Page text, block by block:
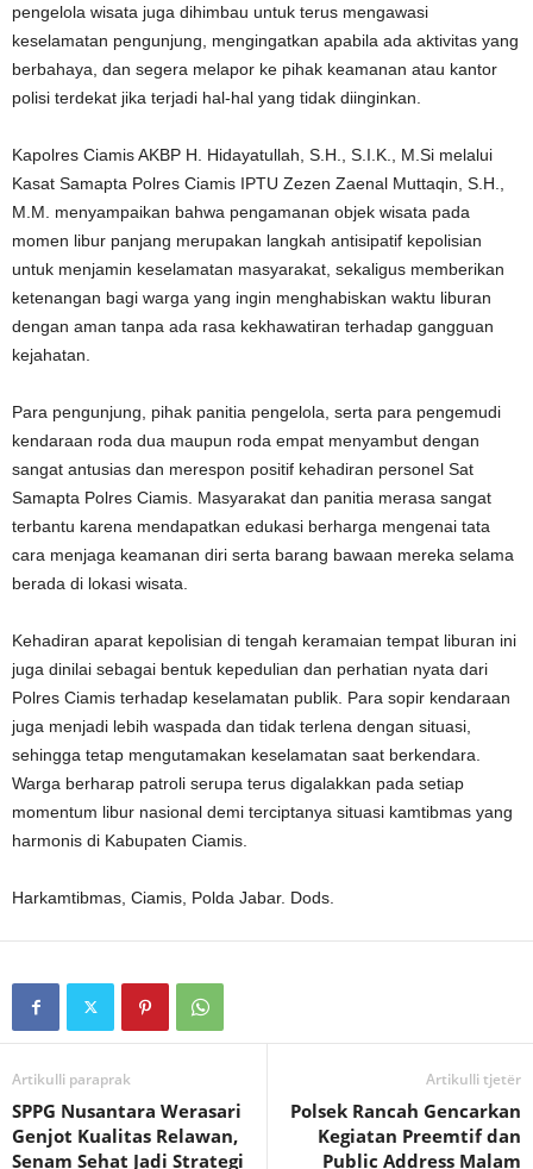
pengelola wisata juga dihimbau untuk terus mengawasi
keselamatan pengunjung, mengingatkan apabila ada aktivitas yang
berbahaya, dan segera melapor ke pihak keamanan atau kantor
polisi terdekat jika terjadi hal-hal yang tidak diinginkan.
Kapolres Ciamis AKBP H. Hidayatullah, S.H., S.I.K., M.Si melalui
Kasat Samapta Polres Ciamis IPTU Zezen Zaenal Muttaqin, S.H.,
M.M. menyampaikan bahwa pengamanan objek wisata pada
momen libur panjang merupakan langkah antisipatif kepolisian
untuk menjamin keselamatan masyarakat, sekaligus memberikan
ketenangan bagi warga yang ingin menghabiskan waktu liburan
dengan aman tanpa ada rasa kekhawatiran terhadap gangguan
kejahatan.
Para pengunjung, pihak panitia pengelola, serta para pengemudi
kendaraan roda dua maupun roda empat menyambut dengan
sangat antusias dan merespon positif kehadiran personel Sat
Samapta Polres Ciamis. Masyarakat dan panitia merasa sangat
terbantu karena mendapatkan edukasi berharga mengenai tata
cara menjaga keamanan diri serta barang bawaan mereka selama
berada di lokasi wisata.
Kehadiran aparat kepolisian di tengah keramaian tempat liburan ini
juga dinilai sebagai bentuk kepedulian dan perhatian nyata dari
Polres Ciamis terhadap keselamatan publik. Para sopir kendaraan
juga menjadi lebih waspada dan tidak terlena dengan situasi,
sehingga tetap mengutamakan keselamatan saat berkendara.
Warga berharap patroli serupa terus digalakkan pada setiap
momentum libur nasional demi terciptanya situasi kamtibmas yang
harmonis di Kabupaten Ciamis.
Harkamtibmas, Ciamis, Polda Jabar. Dods.
Artikulli paraprak
SPPG Nusantara Werasari
Genjot Kualitas Relawan,
Senam Sehat Jadi Strategi
Artikulli tjetër
Polsek Rancah Gencarkan
Kegiatan Preemtif dan
Public Address Malam